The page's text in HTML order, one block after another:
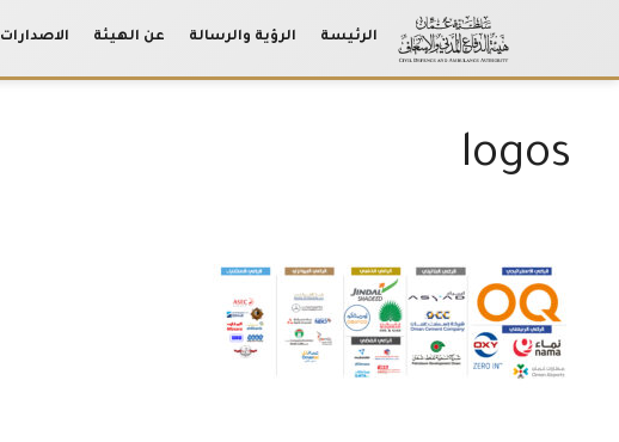
الرئيسة الرؤية والرسالة عن الهيئة الاصدارات
content
logos